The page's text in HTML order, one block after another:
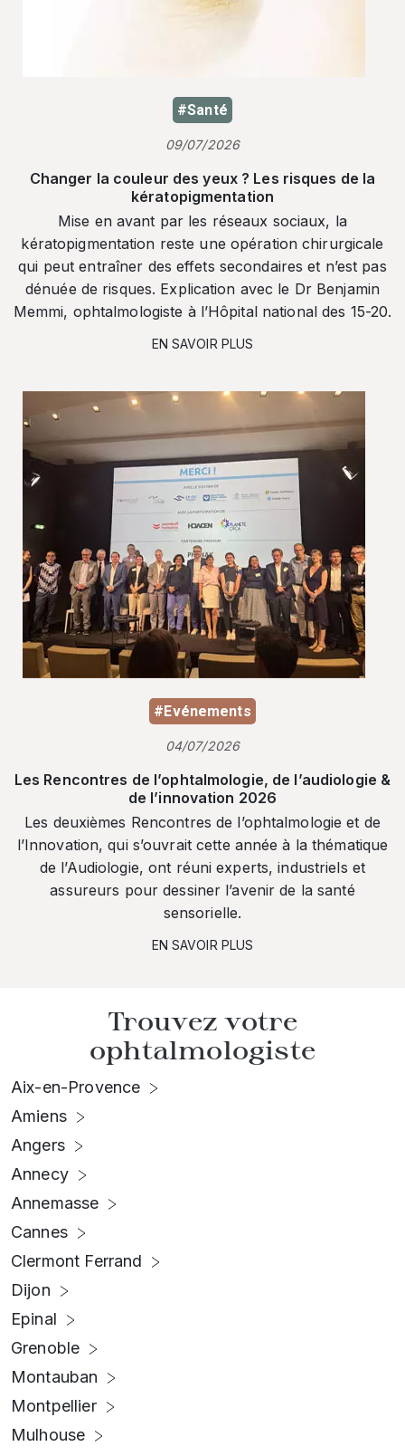
#Santé
09/07/2026
Changer la couleur des yeux ? Les risques de la
kératopigmentation
Mise en avant par les réseaux sociaux, la
kératopigmentation reste une opération chirurgicale
qui peut entraîner des effets secondaires et n’est pas
dénuée de risques. Explication avec le Dr Benjamin
Memmi, ophtalmologiste à l’Hôpital national des 15-20.
EN SAVOIR PLUS
#Evénements
04/07/2026
Les Rencontres de l’ophtalmologie, de l’audiologie &
de l’innovation 2026
Les deuxièmes Rencontres de l’ophtalmologie et de
l’Innovation, qui s’ouvrait cette année à la thématique
de l’Audiologie, ont réuni experts, industriels et
assureurs pour dessiner l’avenir de la santé
sensorielle.
EN SAVOIR PLUS
Trouvez votre
ophtalmologiste
Aix-en-Provence
Amiens
Angers
Annecy
Annemasse
Cannes
Clermont Ferrand
Dijon
Epinal
Grenoble
Montauban
Montpellier
Mulhouse